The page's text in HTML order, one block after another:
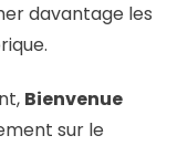
davantage les
Bienvenue
sur le